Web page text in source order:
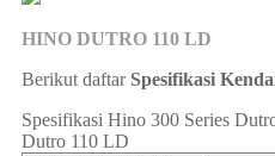
HINO DUTRO 110 LD
Berikut daftar Spesifikasi
Spesifikasi Hino 300 Series
Dutro 110 LD